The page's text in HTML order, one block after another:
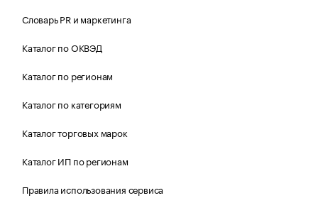
Словарь PR и маркетинга
Каталог по ОКВЭД
Каталог по регионам
Каталог по категориям
Каталог торговых марок
Каталог ИП по регионам
Правила использования сервиса